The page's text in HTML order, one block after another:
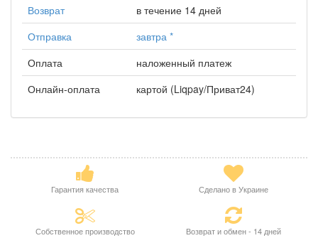
Возврат
в течение 14 дней
Отправка
завтра *
Оплата
наложенный платеж
Онлайн-оплата
картой (Liqpay/Приват24)
Гарантия качества Сделано в Украине
Собственное производство Возврат и обмен - 14 дней